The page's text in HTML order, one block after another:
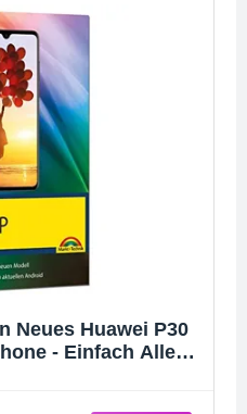
Neues Huawei P30
- Einfach Alles